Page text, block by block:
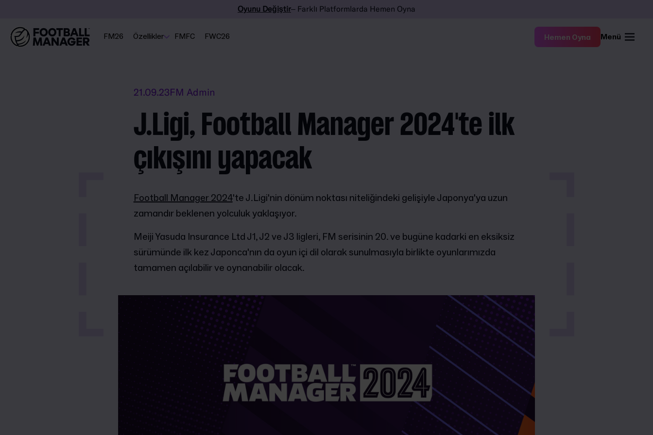
Oyunu Değiştir– Farklı Platformlarda Hemen Oyna
FM26 Özellikler FMFC FWC26 Hemen Oyna Menü
21.09.23FM Admin
J.Ligi, Football Manager 2024'te ilk
çıkışını yapacak
Football Manager 2024'te J.Ligi'nin dönüm noktası niteliğindeki gelişiyle Japonya'ya uzun
zamandır beklenen yolculuk yaklaşıyor.
Meiji Yasuda Insurance Ltd J1, J2 ve J3 ligleri, FM serisinin 20. ve bugüne kadarki en eksiksiz
sürümünde ilk kez Japonca'nın da oyun içi dil olarak sunulmasıyla birlikte oyunlarımızda
tamamen açılabilir ve oynanabilir olacak.